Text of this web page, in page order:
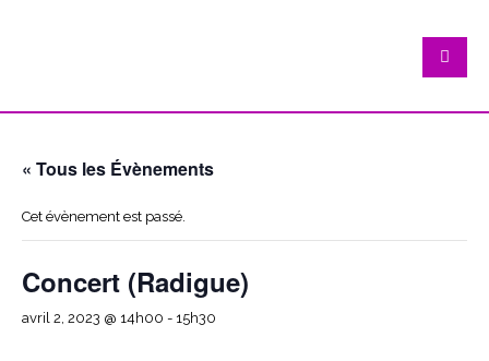
« Tous les Évènements
Cet évènement est passé.
Concert (Radigue)
avril 2, 2023 @ 14h00 - 15h30